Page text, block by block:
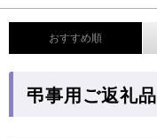
おすすめ順
弔事用ご返礼品